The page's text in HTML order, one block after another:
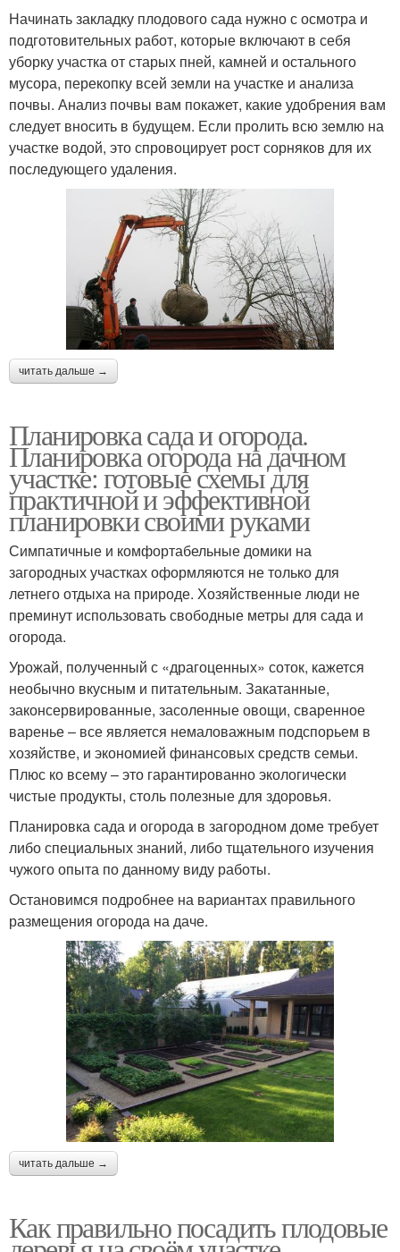
Начинать закладку плодового сада нужно с осмотра и
подготовительных работ, которые включают в себя
уборку участка от старых пней, камней и остального
мусора, перекопку всей земли на участке и анализа
почвы. Анализ почвы вам покажет, какие удобрения вам
следует вносить в будущем. Если пролить всю землю на
участке водой, это спровоцирует рост сорняков для их
последующего удаления.
читать дальше →
Планировка сада и огорода.
Планировка огорода на дачном
участке: готовые схемы для
практичной и эффективной
планировки своими руками
Симпатичные и комфортабельные домики на
загородных участках оформляются не только для
летнего отдыха на природе. Хозяйственные люди не
преминут использовать свободные метры для сада и
огорода.
Урожай, полученный с «драгоценных» соток, кажется
необычно вкусным и питательным. Закатанные,
законсервированные, засоленные овощи, сваренное
варенье – все является немаловажным подспорьем в
хозяйстве, и экономией финансовых средств семьи.
Плюс ко всему – это гарантированно экологически
чистые продукты, столь полезные для здоровья.
Планировка сада и огорода в загородном доме требует
либо специальных знаний, либо тщательного изучения
чужого опыта по данному виду работы.
Остановимся подробнее на вариантах правильного
размещения огорода на даче.
читать дальше →
Как правильно посадить плодовые